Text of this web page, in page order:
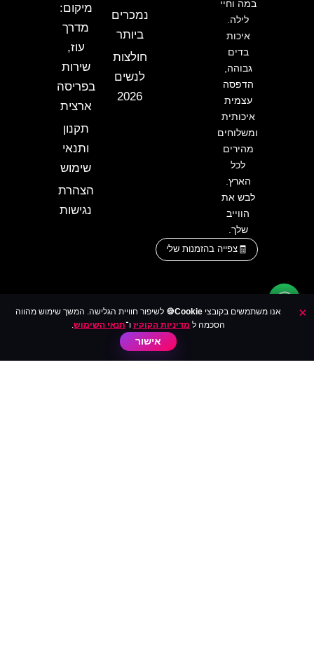
במה וחיי
לילה.
איכות
בדים
גבוהה,
הדפסה
עצמית
איכותית
ומשלוחים
מהירים
לכל
הארץ.
לבש את
הווייב
שלך.
צפייה בהזמנות שלי
נמכרים
ביותר
חולצות
לנשים
2026
מיקום:
מדרך
עוז,
שירות
בפריסה
ארצית
תקנון
ותנאי
שימוש
הצהרת
נגישות
× אנו משתמשים בקובצי Cookie🍪
לשיפור חוויית הגלישה. המשך שימוש מהווה
הסכמה ל מדיניות הקוקיז ו־תנאי השימוש.
אישור